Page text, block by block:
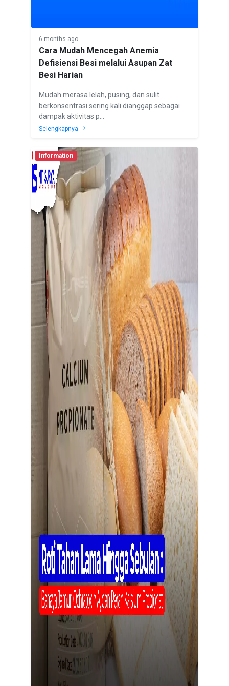
6 months ago
Cara Mudah Mencegah Anemia
Defisiensi Besi melalui Asupan Zat
Besi Harian
Mudah merasa lelah, pusing, dan sulit
berkonsentrasi sering kali dianggap sebagai
dampak aktivitas p...
Selengkapnya
Information